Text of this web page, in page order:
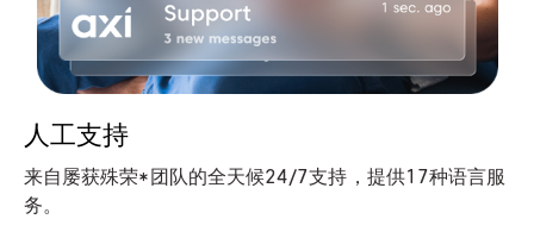
人工支持
来自屡获殊荣*团队的全天候24/7支持，提供17种语言服
务。